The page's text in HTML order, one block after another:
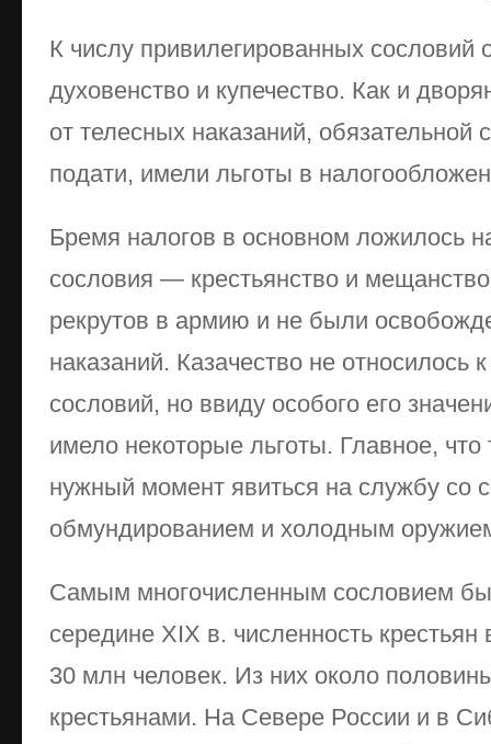
К числу привилегированных сословий
духовенство и купечество. Как и
от телесных наказаний,
подати, имели льготы в
Бремя налогов в основном ложилось
сословия — крестьянство и
рекрутов в армию и не были
наказаний. Казачество не относилось
сословий, но ввиду особого его
имело некоторые льготы. Главное,
нужный момент явиться на службу со
обмундированием и холодным
Самым многочисленным сословием
середине XIX в. численность
30 млн человек. Из них около
крестьянами. На Севере России и в